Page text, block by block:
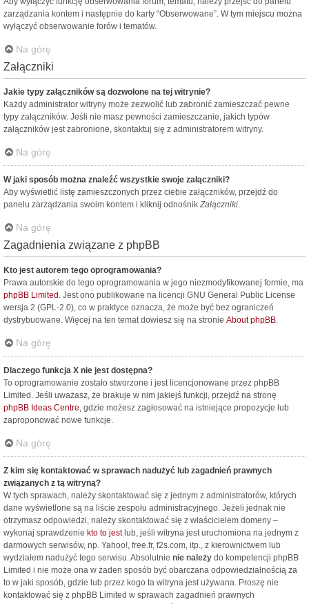
zarządzania kontem i następnie do karty “Obserwowane”. W tym miejscu można
wyłączyć obserwowanie forów i tematów.
Na górę
Załączniki
Jakie typy załączników są dozwolone na tej witrynie?
Każdy administrator witryny może zezwolić lub zabronić zamieszczać pewne
typy załączników. Jeśli nie masz pewności zamieszczanie, jakich typów
załączników jest zabronione, skontaktuj się z administratorem witryny.
Na górę
W jaki sposób można znaleźć wszystkie swoje załączniki?
Aby wyświetlić listę zamieszczonych przez ciebie załączników, przejdź do
panelu zarządzania swoim kontem i kliknij odnośnik Załączniki.
Na górę
Zagadnienia związane z phpBB
Kto jest autorem tego oprogramowania?
Prawa autorskie do tego oprogramowania w jego niezmodyfikowanej formie, ma
phpBB Limited . Jest ono publikowane na licencji GNU General Public License
wersja 2 (GPL-2.0), co w praktyce oznacza, że może być bez ograniczeń
dystrybuowane. Więcej na ten temat dowiesz się na stronie About phpBB.
Na górę
Dlaczego funkcja X nie jest dostępna?
To oprogramowanie zostało stworzone i jest licencjonowane przez phpBB
Limited. Jeśli uważasz, że brakuje w nim jakiejś funkcji, przejdź na stronę
phpBB Ideas Centre, gdzie możesz zagłosować na istniejące propozycje lub
zaproponować nowe funkcje.
Na górę
Z kim się kontaktować w sprawach nadużyć lub zagadnień prawnych
związanych z tą witryną?
W tych sprawach, należy skontaktować się z jednym z administratorów, których
dane wyświetlone są na liście zespołu administracyjnego. Jeżeli jednak nie
otrzymasz odpowiedzi, należy skontaktować się z właścicielem domeny –
wykonaj sprawdzenie kto to jestlub, jeśli witryna jest uruchomiona na jednym z
darmowych serwisów, np. Yahoo!, free.fr, f2s.com, itp., z kierownictwem lub
wydziałem nadużyć tego serwisu. Absolutnie nie należy do kompetencji phpBB
Limited i nie może ona w żaden sposób być obarczana odpowiedzialnością za
to w jaki sposób, gdzie lub przez kogo ta witryna jest używana. Proszę nie
kontaktować się z phpBB Limited w sprawach zagadnień prawnych